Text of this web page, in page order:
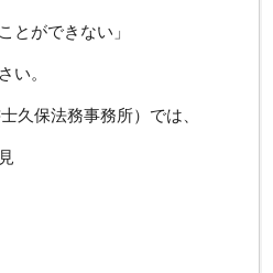
とができない」
い。
久保法務事務所）では、